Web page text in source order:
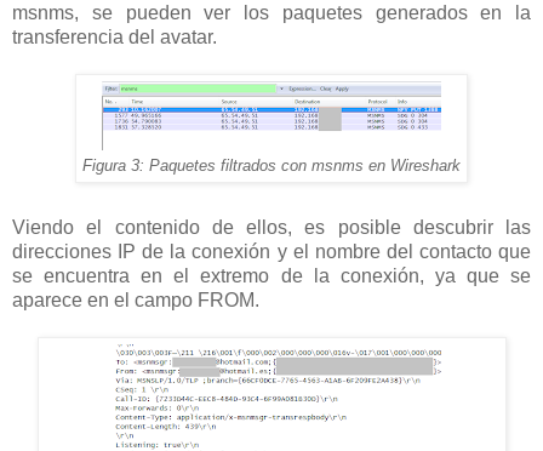
msnms, se pueden ver los paquetes generados en la
transferencia del avatar.
Figura 3: Paquetes filtrados con msnms en Wireshark
Viendo el contenido de ellos, es posible descubrir las
direcciones IP de la conexión y el nombre del contacto que
se encuentra en el extremo de la conexión, ya que se
aparece en el campo FROM.